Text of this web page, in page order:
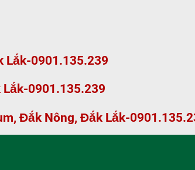
Lắk-0901.135.239
Lắk-0901.135.239
Đắk Nông, Đắk Lắk-